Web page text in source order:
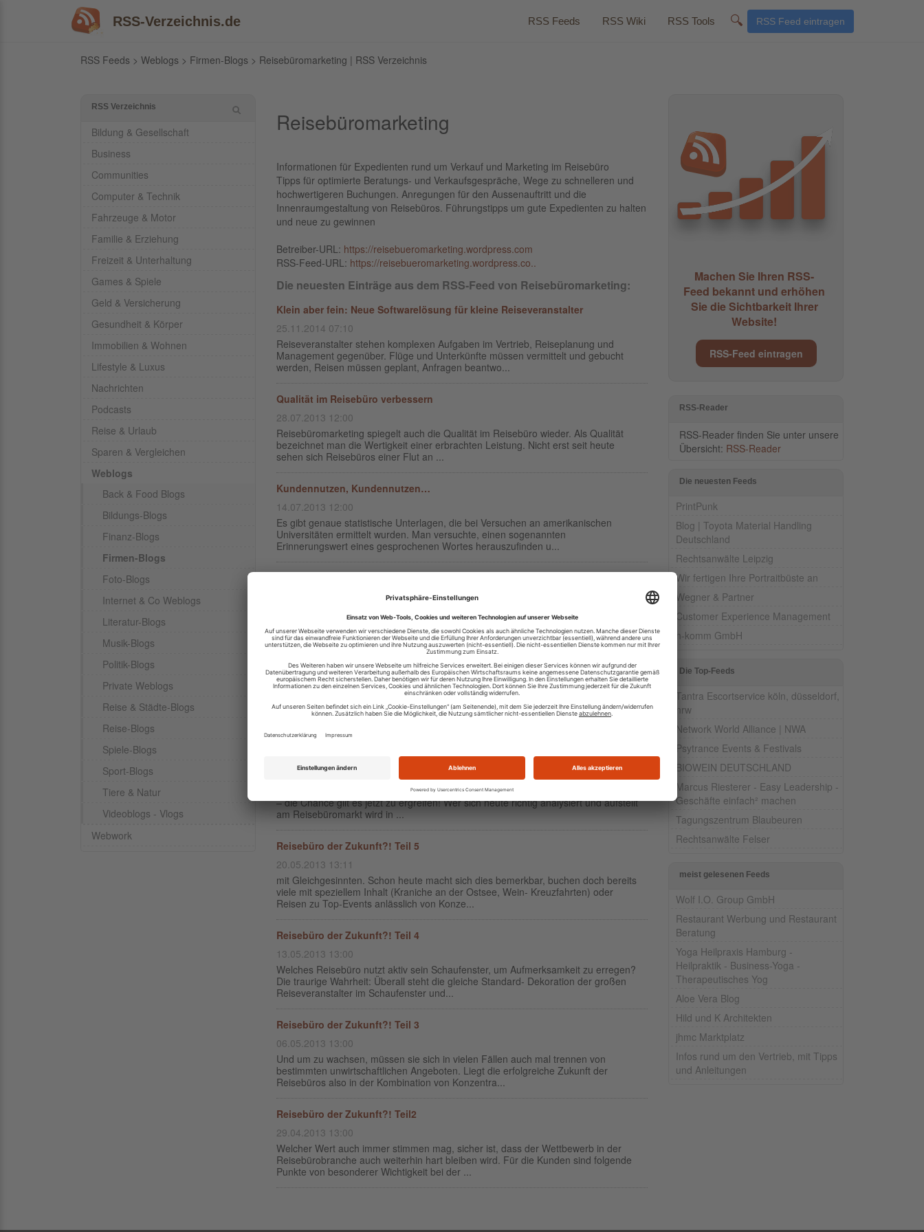
RSS-Verzeichnis.de RSS Feeds RSS Wiki RSS Tools 🔍 RSS Feed eintragen
RSS Feeds > Weblogs > Firmen-Blogs > Reisebüromarketing | RSS Verzeichnis
RSS Verzeichnis
Bildung & Gesellschaft
Business
Communities
Computer & Technik
Fahrzeuge & Motor
Familie & Erziehung
Freizeit & Unterhaltung
Games & Spiele
Geld & Versicherung
Gesundheit & Körper
Immobilien & Wohnen
Lifestyle & Luxus
Nachrichten
Podcasts
Reise & Urlaub
Sparen & Vergleichen
Weblogs
Back & Food Blogs
Bildungs-Blogs
Finanz-Blogs
Firmen-Blogs
Foto-Blogs
Internet & Co Weblogs
Literatur-Blogs
Musik-Blogs
Politik-Blogs
Private Weblogs
Reise & Städte-Blogs
Reise-Blogs
Spiele-Blogs
Sport-Blogs
Tiere & Natur
Videoblogs - Vlogs
Webwork
Reisebüromarketing
Informationen für Expedienten rund um Verkauf und Marketing im Reisebüro
Tipps für optimierte Beratungs- und Verkaufsgespräche, Wege zu schnelleren und
hochwertigeren Buchungen. Anregungen für den Aussenauftritt und die
Innenraumgestaltung von Reisebüros. Führungstipps um gute Expedienten zu halten
und neue zu gewinnen
Betreiber-URL: https://reisebueromarketing.wordpress.com
RSS-Feed-URL: https://reisebueromarketing.wordpress.co..
Die neuesten Einträge aus dem RSS-Feed von Reisebüromarketing:
Klein aber fein: Neue Softwarelösung für kleine Reiseveranstalter
25.11.2014 07:10
Reiseveranstalter stehen komplexen Aufgaben im Vertrieb, Reiseplanung und
Management gegenüber. Flüge und Unterkünfte müssen vermittelt und gebucht
werden, Reisen müssen geplant, Anfragen beantwo...
Qualität im Reisebüro verbessern
28.07.2013 12:00
Reisebüromarketing spiegelt auch die Qualität im Reisebüro wieder. Als Qualität
bezeichnet man die Wertigkeit einer erbrachten Leistung. Nicht erst seit heute
sehen sich Reisebüros einer Flut an ...
Kundennutzen, Kundennutzen…
14.07.2013 12:00
Es gibt genaue statistische Unterlagen, die bei Versuchen an amerikanischen
Universitäten ermittelt wurden. Man versuchte, einen sogenannten
Erinnerungswert eines gesprochenen Wortes herauszufinden u...
Es gibt tatsächlich nur mehrere Taktiken um Ihren Zustand zu ändern. Hier
erhalten Sie ganz schnelle und einfach umzusetzende Tipps, wie Sie im und vor
dem Verkaufsgespräch schnell mehr Selbstvertr...
Die häufigsten sechs Expedienten-Fehler im Verkaufsgespräch
12.06.2013 13:00
Wenn Sie Ihre Reisebürokunden nicht wertschätzend behandeln, bleiben diese im
Laufe der Zeit weg. Hier finden Sie schon mal die häufigsten sechs Fehler im
Reisebüro der Zukunft?! Teil 6
27.05.2013 13:00
Wo auch immer Sie jetzt Ihre Chance für das Reisebüro der Zukunft erkannt haben
– die Chance gilt es jetzt zu ergreifen! Wer sich heute richtig analysiert und aufstellt
am Reisebüromarkt wird in ...
Reisebüro der Zukunft?! Teil 5
20.05.2013 13:11
mit Gleichgesinnten. Schon heute macht sich dies bemerkbar, buchen doch bereits
viele mit speziellem Inhalt (Kraniche an der Ostsee, Wein- Kreuzfahrten) oder
Reisen zu Top-Events anlässlich von Konze...
Reisebüro der Zukunft?! Teil 4
13.05.2013 13:00
Welches Reisebüro nutzt aktiv sein Schaufenster, um Aufmerksamkeit zu erregen?
Die traurige Wahrheit: Überall steht die gleiche Standard- Dekoration der großen
Reiseveranstalter im Schaufenster und...
Reisebüro der Zukunft?! Teil 3
06.05.2013 13:00
Und um zu wachsen, müssen sie sich in vielen Fällen auch mal trennen von
bestimmten unwirtschaftlichen Angeboten. Liegt die erfolgreiche Zukunft der
Reisebüros also in der Kombination von Konzentra...
Reisebüro der Zukunft?! Teil2
29.04.2013 13:00
Welcher Wert auch immer stimmen mag, sicher ist, dass der Wettbewerb in der
Reisebürobranche auch weiterhin hart bleiben wird. Für die Kunden sind folgende
Punkte von besonderer Wichtigkeit bei der ...
Machen Sie Ihren RSS-
Feed bekannt und erhöhen
Sie die Sichtbarkeit Ihrer
Website!
RSS-Feed eintragen
RSS-Reader
RSS-Reader finden Sie unter unsere
Übersicht: RSS-Reader
Die neuesten Feeds
PrintPunk
Blog | Toyota Material Handling
Deutschland
Rechtsanwälte Leipzig
Wir fertigen Ihre Portraitbüste an
Wegner & Partner
Customer Experience Management
n-komm GmbH
Die Top-Feeds
Tantra Escortservice köln, düsseldorf,
nrw
Network World Alliance | NWA
Psytrance Events & Festivals
BIOWEIN DEUTSCHLAND
Marcus Riesterer - Easy Leadership -
Geschäfte einfach² machen
Tagungszentrum Blaubeuren
Rechtsanwälte Felser
meist gelesenen Feeds
Wolf I.O. Group GmbH
Restaurant Werbung und Restaurant
Beratung
Yoga Heilpraxis Hamburg -
Heilpraktik - Business-Yoga -
Therapeutisches Yog
Aloe Vera Blog
Hild und K Architekten
jhmc Marktplatz
Infos rund um den Vertrieb, mit Tipps
und Anleitungen